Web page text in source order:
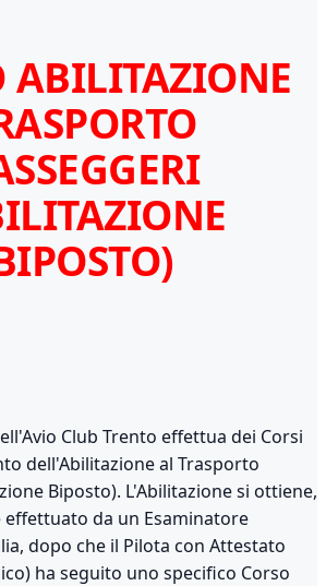
ABILITAZIONE
Club Trento effettua dei Corsi
dell'Abilitazione al Trasporto
Biposto). L'Abilitazione si ottiene,
effettuato da un Esaminatore
dopo che il Pilota con Attestato
ha seguito uno specifico Corso